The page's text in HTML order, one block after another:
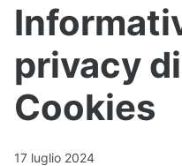
privacy
Cookies
17 luglio 2024